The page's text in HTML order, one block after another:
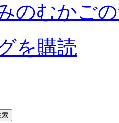
のむかご
を購読